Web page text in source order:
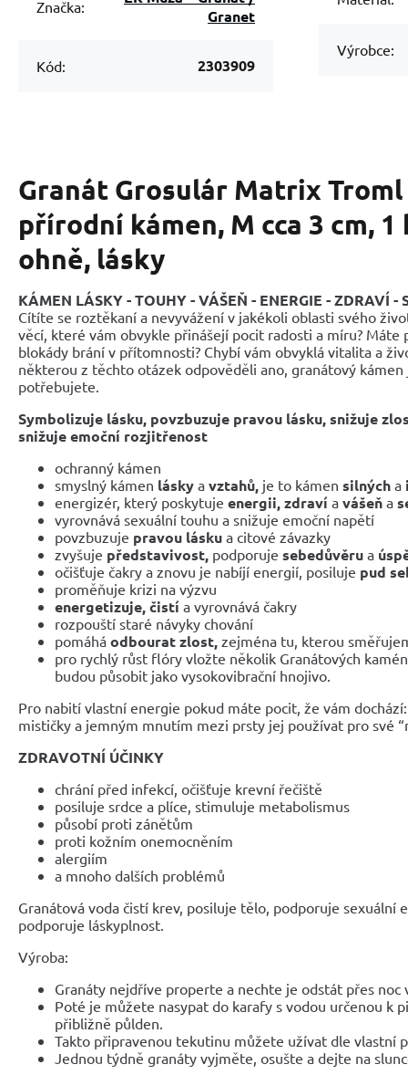
Značka:
Granet
Kód: 2303909
Výrobce:
Granát Grosulár Matrix
přírodní kámen, M cca 3 cm, 1
ohně, lásky
KÁMEN LÁSKY - TOUHY - VÁŠEŇ - ENERGIE - ZDRAVÍ -
Cítíte se roztěkaní a nevyvážení v jakékoli oblasti svého
věcí, které vám obvykle přinášejí pocit radosti a míru? Máte
blokády brání v přítomnosti? Chybí vám obvyklá vitalita a
některou z těchto otázek odpověděli ano, granátový
potřebujete.
Symbolizuje lásku, povzbuzuje pravou lásku, snižuje
snižuje emoční rozjitřenost
ochranný kámen
smyslný kámen lásky a vztahů, je to kámen silných a
energizér, který poskytuje energii, zdraví a vášeň a
vyrovnává sexuální touhu a snižuje emoční napětí
povzbuzuje pravou lásku a citové závazky
zvyšuje představivost, podporuje sebedůvěru a
očišťuje čakry a znovu je nabíjí energií, posiluje pud
proměňuje krizi na výzvu
energetizuje, čistí a vyrovnává čakry
rozpouští staré návyky chování
pomáhá odbourat zlost, zejména tu, kterou
pro rychlý růst flóry vložte několik Granátových
budou působit jako vysokovibrační hnojivo.
Pro nabití vlastní energie pokud máte pocit, že vám
mističky a jemným mnutím mezi prsty jej používat pro své
ZDRAVOTNÍ ÚČINKY
chrání před infekcí, očišťuje krevní řečiště
posiluje srdce a plíce, stimuluje metabolismus
působí proti zánětům
proti kožním onemocněním
alergiím
a mnoho dalších problémů
Granátová voda čistí krev, posiluje tělo, podporuje sexuální
podporuje láskyplnost.
Výroba:
Granáty nejdříve properte a nechte je odstát přes noc
Poté je můžete nasypat do karafy s vodou určenou k
přibližně půlden.
Takto připravenou tekutinu můžete užívat dle vlastní
Jednou týdně granáty vyjměte, osušte a dejte na